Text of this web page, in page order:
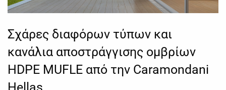
Σχάρες διαφόρων τύπων και
κανάλια αποστράγγισης ομβρίων
HDPE MUFLE από την Caramondani